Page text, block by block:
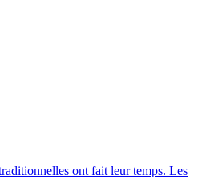
ont fait leur temps. Les